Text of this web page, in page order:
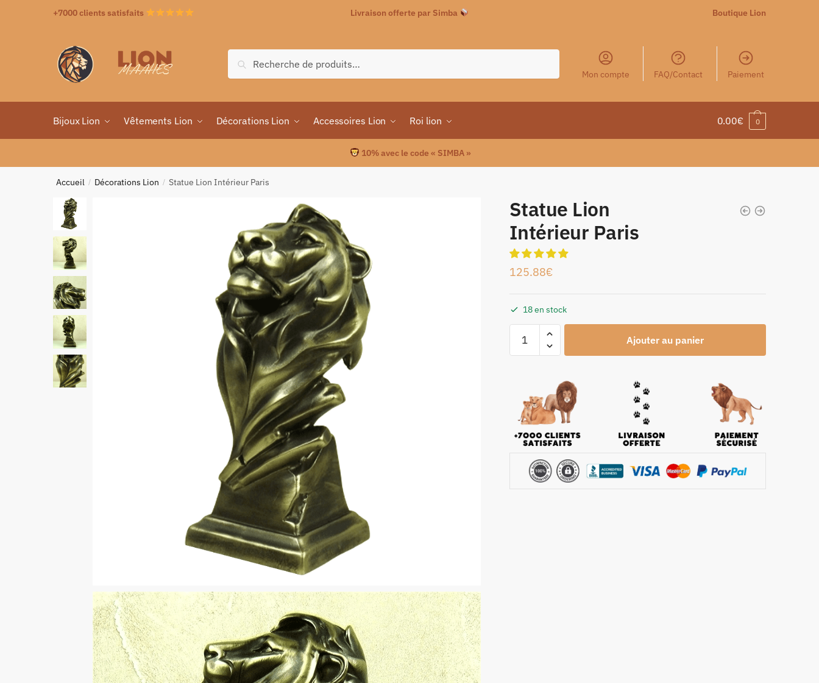
+7000 clients satisfaits Livraison offerte par Simba Boutique Lion
Recherche
Mon compte FAQ/Contact Paiement
Bijoux Lion Vêtements Lion Décorations Lion Accessoires Lion Roi lion 0.00€ 0
10% avec le code « SIMBA »
Accueil / Décorations Lion / Statue Lion Intérieur Paris
Statue Lion
Intérieur Paris
125.88€
18 en stock
Ajouter au panier